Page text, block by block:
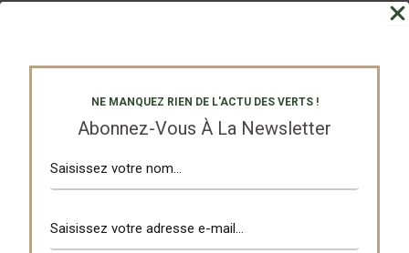
NE MANQUEZ RIEN DE L'ACTU DES VERTS !
Abonnez-Vous À La Newsletter